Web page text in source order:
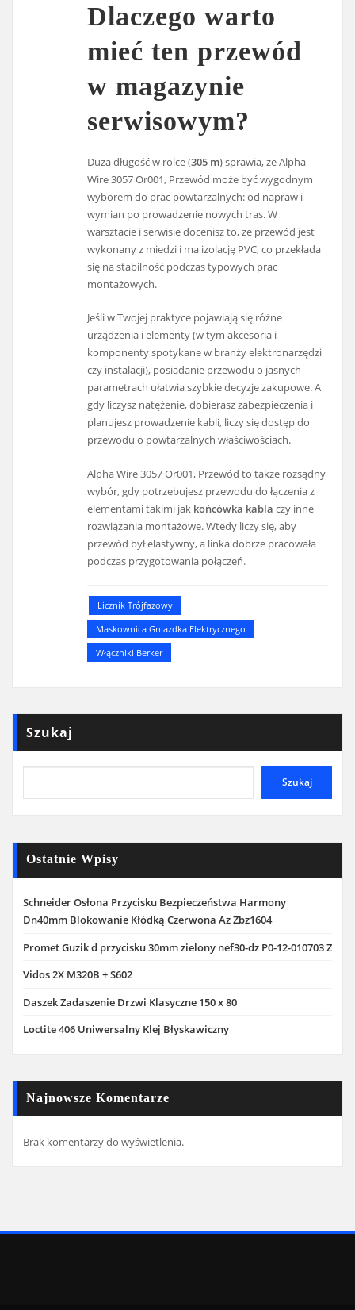
Dlaczego warto
mieć ten przewód
w magazynie
serwisowym?
Duża długość w rolce (305 m) sprawia, że Alpha
Wire 3057 Or001, Przewód może być wygodnym
wyborem do prac powtarzalnych: od napraw i
wymian po prowadzenie nowych tras. W
warsztacie i serwisie docenisz to, że przewód jest
wykonany z miedzi i ma izolację PVC, co przekłada
się na stabilność podczas typowych prac
montażowych.
Jeśli w Twojej praktyce pojawiają się różne
urządzenia i elementy (w tym akcesoria i
komponenty spotykane w branży elektronarzędzi
czy instalacji), posiadanie przewodu o jasnych
parametrach ułatwia szybkie decyzje zakupowe. A
gdy liczysz natężenie, dobierasz zabezpieczenia i
planujesz prowadzenie kabli, liczy się dostęp do
przewodu o powtarzalnych właściwościach.
Alpha Wire 3057 Or001, Przewód to także rozsądny
wybór, gdy potrzebujesz przewodu do łączenia z
elementami takimi jak końcówka kabla czy inne
rozwiązania montażowe. Wtedy liczy się, aby
przewód był elastywny, a linka dobrze pracowała
podczas przygotowania połączeń.
Licznik Trójfazowy
Maskownica Gniazdka Elektrycznego
Włączniki Berker
Szukaj
Szukaj
Ostatnie Wpisy
Schneider Osłona Przycisku Bezpieczeństwa Harmony
Dn40mm Blokowanie Kłódką Czerwona Az Zbz1604
Promet Guzik d przycisku 30mm zielony nef30-dz P0-12-010703 Z
Vidos 2X M320B + S602
Daszek Zadaszenie Drzwi Klasyczne 150 x 80
Loctite 406 Uniwersalny Klej Błyskawiczny
Najnowsze Komentarze
Brak komentarzy do wyświetlenia.